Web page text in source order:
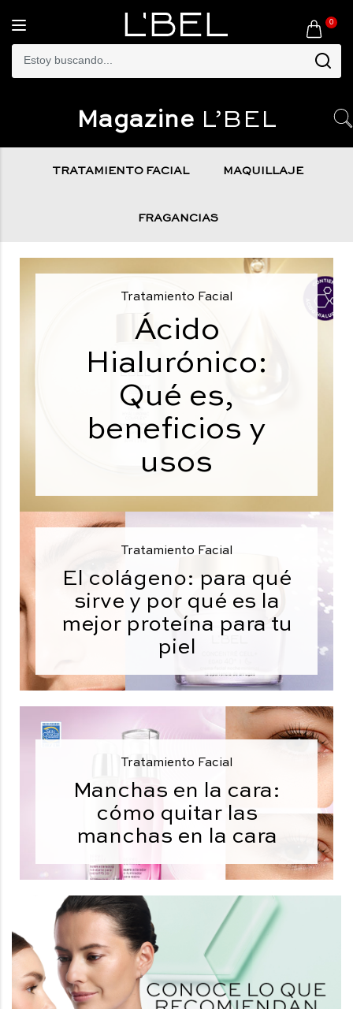
0
Magazine L’BEL
TRATAMIENTO FACIAL MAQUILLAJE
FRAGANCIAS
Tratamiento Facial
Ácido
Hialurónico:
Qué es,
beneficios y
usos
Tratamiento Facial
El colágeno: para qué
sirve y por qué es la
mejor proteína para tu
piel
Tratamiento Facial
Manchas en la cara:
cómo quitar las
manchas en la cara